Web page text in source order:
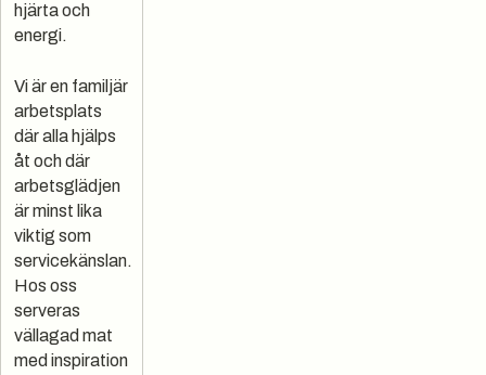
hjärta och
energi.
Vi är en familjär
arbetsplats
där alla hjälps
åt och där
arbetsglädjen
är minst lika
viktig som
servicekänslan.
Hos oss
serveras
vällagad mat
med inspiration